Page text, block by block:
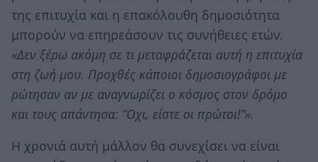
της επιτυχία και η επακόλουθη δημοσιότητα
μπορούν να επηρεάσουν τις συνήθειες ετών.
«Δεν ξέρω ακόμη σε τι μεταφράζεται αυτή η επιτυχία
στη ζωή μου. Προχθές κάποιοι δημοσιογράφοι με
ρώτησαν αν με αναγνωρίζει ο κόσμος στον δρόμο
και τους απάντησα: “Οχι, είστε οι πρώτοι!”».
Η χρονιά αυτή μάλλον θα συνεχίσει να είναι